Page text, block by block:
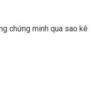
chứng minh qua sao kê